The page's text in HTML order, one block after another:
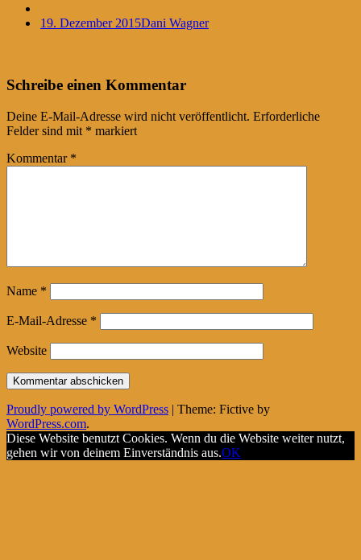
19. Dezember 2015Dani Wagner
Post
navigation
←
Schreibe einen Kommentar
Deine E-Mail-Adresse wird nicht veröffentlicht. Erforderliche
Felder sind mit * markiert
Kommentar *
Name *
E-Mail-Adresse *
Website
Proudly powered by WordPress | Theme: Fictive by
WordPress.com.
Diese Website benutzt Cookies. Wenn du die Website weiter nutzt,
gehen wir von deinem Einverständnis aus.OK